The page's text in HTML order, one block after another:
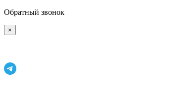
Обратный звонок
×